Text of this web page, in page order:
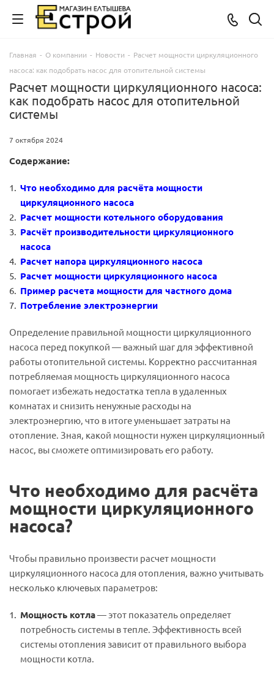
Главная - О компании - Новости - Расчет мощности циркуляционного
насоса: как подобрать насос для отопительной системы
Расчет мощности циркуляционного насоса:
как подобрать насос для отопительной
системы
7 октября 2024
Содержание:
Что необходимо для расчёта мощности
циркуляционного насоса
Расчет мощности котельного оборудования
Расчёт производительности циркуляционного
насоса
Расчет напора циркуляционного насоса
Расчет мощности циркуляционного насоса
Пример расчета мощности для частного дома
Потребление электроэнергии
Определение правильной мощности циркуляционного
насоса перед покупкой — важный шаг для эффективной
работы отопительной системы. Корректно рассчитанная
потребляемая мощность циркуляционного насоса
помогает избежать недостатка тепла в удаленных
комнатах и снизить ненужные расходы на
электроэнергию, что в итоге уменьшает затраты на
отопление. Зная, какой мощности нужен циркуляционный
насос, вы сможете оптимизировать его работу.
Что необходимо для расчёта
мощности циркуляционного
насоса?
Чтобы правильно произвести расчет мощности
циркуляционного насоса для отопления, важно учитывать
несколько ключевых параметров:
Мощность котла— этот показатель определяет
потребность системы в тепле. Эффективность всей
системы отопления зависит от правильного выбора
мощности котла.